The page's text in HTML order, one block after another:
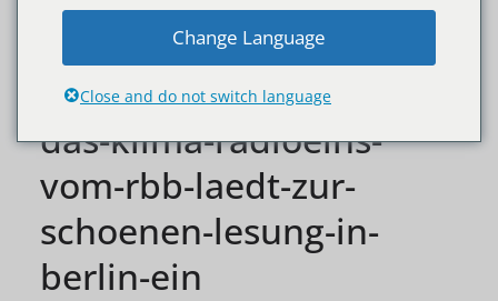
jonathan-safran-foer-
und-sein-buch-wir-sind-
das-klima-radioeins-
vom-rbb-laedt-zur-
schoenen-lesung-in-
berlin-ein
Change Language
Close and do not switch language